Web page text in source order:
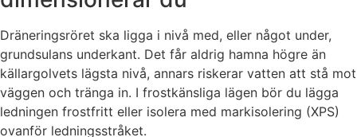
Dräneringsröret ska ligga i nivå med, eller något under,
grundsulans underkant. Det får aldrig hamna högre än
källargolvets lägsta nivå, annars riskerar vatten att stå mot
väggen och tränga in. I frostkänsliga lägen bör du lägga
ledningen frostfritt eller isolera med markisolering (XPS)
ovanför ledningsstråket.